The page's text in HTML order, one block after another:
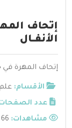
إتحاف
الأنفــال
إتحاف المهرة في
الأقسام:
عدد
مشاهدات: